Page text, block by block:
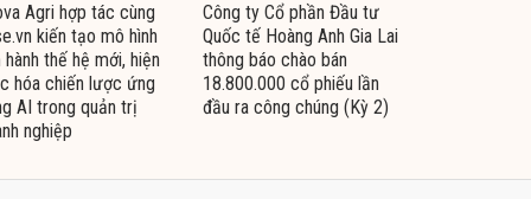
Agri hợp tác cùng
kiến tạo mô hình
hành thế hệ mới, hiện
hóa chiến lược ứng
AI trong quản trị
nghiệp
Công ty Cổ phần Đầu tư
Quốc tế Hoàng Anh Gia Lai
thông báo chào bán
18.800.000 cổ phiếu lần
đầu ra công chúng (Kỳ 2)